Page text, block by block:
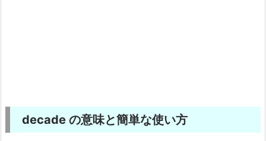
decade の意味と簡単な使い方